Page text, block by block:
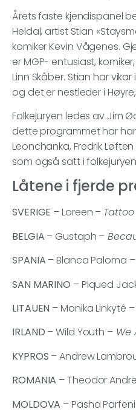
Årets faste kjendispanel
Heldal, artist Stian
komiker Kevin Vågenes.
er MGP- entusiast,
Linn Skåber. Stian har
og det er nestleder i
Folkejuryen ledes av Jim
dette programmet har
Leonchanka, Fredrik
som også satt i folkejuryen
Låtene i fjerde
SVERIGE – Loreen – Tattoo
BELGIA – Gustaph –
SPANIA – Blanca Paloma –
SAN MARINO – Piqued
LITAUEN – Monika Linkytê
IRLAND – Wild Youth –We
KYPROS – Andrew
ROMANIA – Theodor
MOLDOVA – Pasha